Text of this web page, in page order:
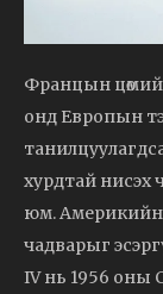
Францын
онд Европын
хурдтай
юм. Америкийн
чадварыг
IV нь 1956 оны